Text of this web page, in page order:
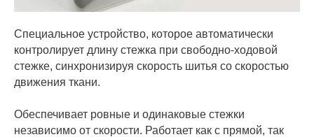
Специальное устройство, которое автоматически
контролирует длину стежка при свободно-ходовой
стежке, синхронизируя скорость шитья со скоростью
движения ткани.
Обеспечивает ровные и одинаковые стежки
независимо от скорости. Работает как с прямой, так